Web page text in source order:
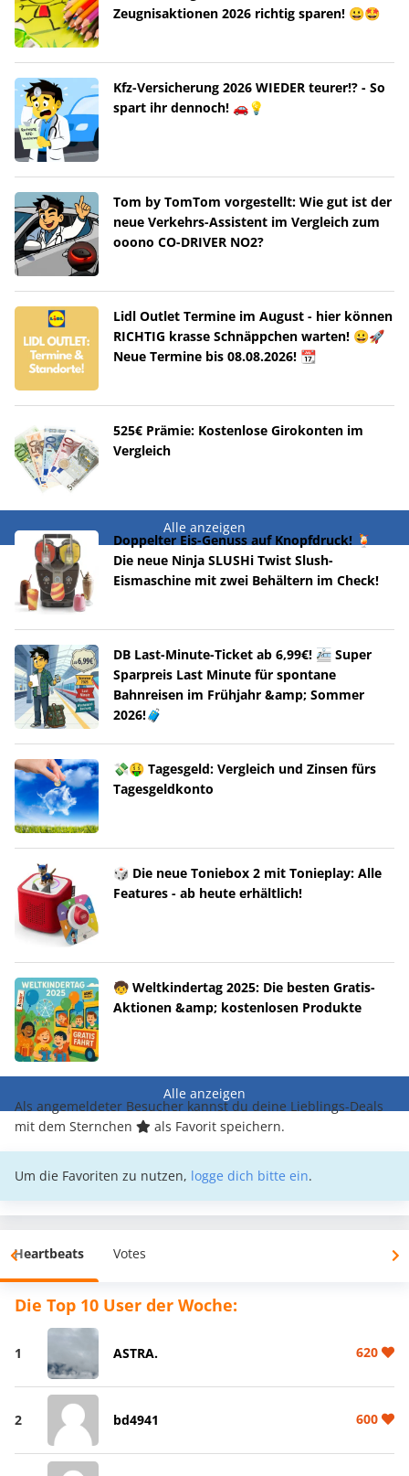
Zeugnisaktionen 2026 richtig sparen! 😀🤩
Kfz-Versicherung 2026 WIEDER teurer!? - So
spart ihr dennoch! 🚗💡
Tom by TomTom vorgestellt: Wie gut ist der
neue Verkehrs-Assistent im Vergleich zum
ooono CO-DRIVER NO2?
Lidl Outlet Termine im August - hier können
RICHTIG krasse Schnäppchen warten! 😀🚀
Neue Termine bis 08.08.2026! 📆
525€ Prämie: Kostenlose Girokonten im
Vergleich
Alle anzeigen
Doppelter Eis-Genuss auf Knopfdruck! 🍹
Die neue Ninja SLUSHi Twist Slush-
Eismaschine mit zwei Behältern im Check!
DB Last-Minute-Ticket ab 6,99€! 🚈 Super
Sparpreis Last Minute für spontane
Bahnreisen im Frühjahr &amp; Sommer
2026!🧳
💸🤑 Tagesgeld: Vergleich und Zinsen fürs
Tagesgeldkonto
🎲 Die neue Toniebox 2 mit Tonieplay: Alle
Features - ab heute erhältlich!
🧒 Weltkindertag 2025: Die besten Gratis-
Aktionen &amp; kostenlosen Produkte
Alle anzeigen
Als angemeldeter Besucher kannst du deine Lieblings-Deals
mit dem Sternchen
als Favorit speichern.
Um die Favoriten zu nutzen, logge dich bitte ein.
Heartbeats Votes
Die Top 10 User der Woche:
1 ASTRA. 620
2 bd4941 600